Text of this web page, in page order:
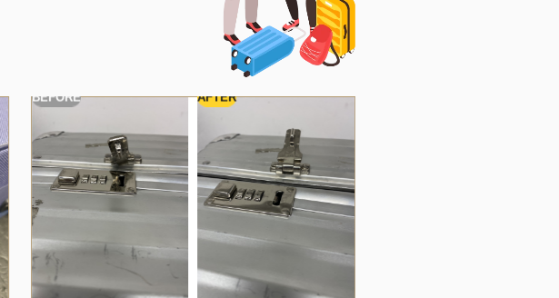
BEFORE AFTER